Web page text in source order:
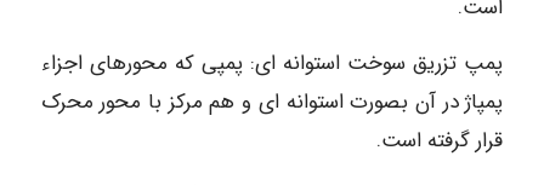
است.
پمپ تزریق سوخت استوانه ای: پمپی که محورهای اجزاء
پمپاژ در آن بصورت استوانه ای و هم مرکز با محور محرک
قرار گرفته است.